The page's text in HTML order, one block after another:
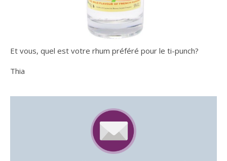
Et vous, quel est votre rhum préféré pour le ti-punch?
Thia